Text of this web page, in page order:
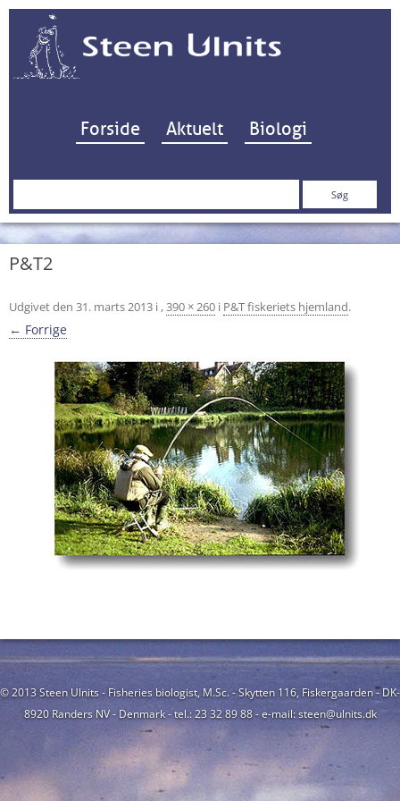
Hop til indhold
Forside Aktuelt Biologi
Søg
P&T2
Udgivet den 31. marts 2013 i ,390 × 260 i P&T fiskeriets hjemland.
← Forrige
© 2013 Steen Ulnits - Fisheries biologist, M.Sc. - Skytten 116, Fiskergaarden - DK-
8920 Randers NV - Denmark - tel.: 23 32 89 88 - e-mail: steen@ulnits.dk